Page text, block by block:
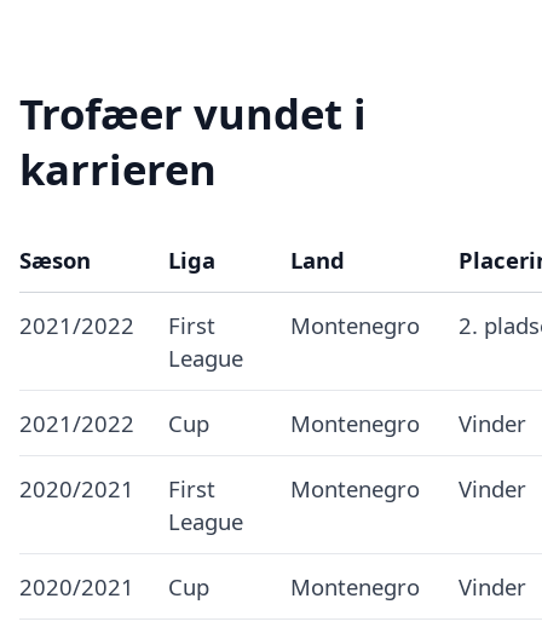
Trofæer vundet i
karrieren
Sæson Liga Land
2021/2022
First
League
Montenegro 2.
2021/2022 Cup Montenegro Vinder
2020/2021
First
League
Montenegro Vinder
2020/2021 Cup Montenegro Vinder